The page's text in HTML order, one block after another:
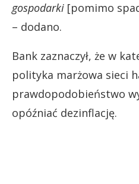
gospodarki [pomimo
– dodano.
Bank zaznaczył, że w
polityka marżowa sieci
prawdopodobieństwo
opóźniać dezinflację.